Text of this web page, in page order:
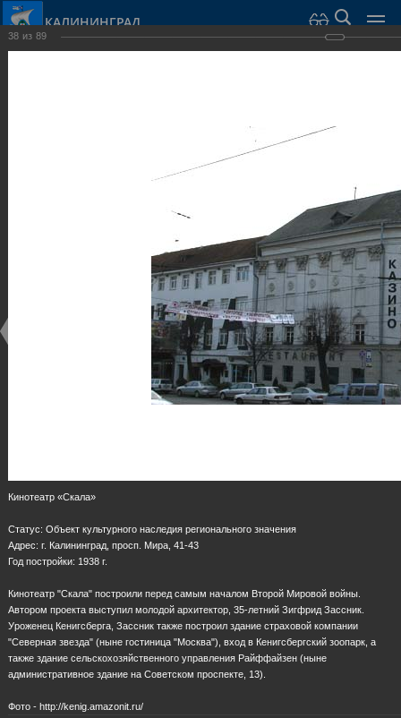
КАЛИНИНГРАД
Общественные здания и сооружения
38 из 89
Кинотеатр «Скала»
Cтатус: Объект культурного наследия регионального значения
Адрес: г. Калининград, просп. Мира, 41-43
Год постройки: 1938 г.
Кинотеатр "Скала" построили перед самым началом Второй Мировой войны.
Автором проекта выступил молодой архитектор, 35-летний Зигфрид Зассник.
Уроженец Кенигсберга, Зассник также построил здание страховой компании
"Северная звезда" (ныне гостиница "Москва"), вход в Кенигсбергский зоопарк, а
также здание сельскохозяйственного управления Райффайзен (ныне
административное здание на Советском проспекте, 13).
Фото - http://kenig.amazonit.ru/